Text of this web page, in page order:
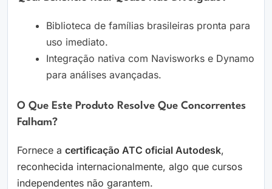
Biblioteca de famílias brasileiras pronta para
uso imediato.
Integração nativa com Navisworks e Dynamo
para análises avançadas.
O Que Este Produto Resolve Que Concorrentes
Falham?
Fornece a certificação ATC oficial Autodesk,
reconhecida internacionalmente, algo que cursos
independentes não garantem.